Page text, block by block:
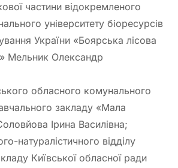
частини відокремленого
університету біоресурсів
України «Боярська лісова
Мельник Олександр
обласного комунального
закладу «Мала
Ірина Василівна;
натуралістичного відділу
Київської обласної ради